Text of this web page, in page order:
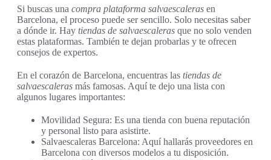
Si buscas una compra plataforma salvaescaleras en
Barcelona, el proceso puede ser sencillo. Solo necesitas saber
a dónde ir. Hay tiendas de salvaescaleras que no solo venden
estas plataformas. También te dejan probarlas y te ofrecen
consejos de expertos.
En el corazón de Barcelona, encuentras las tiendas de
salvaescaleras más famosas. Aquí te dejo una lista con
algunos lugares importantes:
Movilidad Segura: Es una tienda con buena reputación
y personal listo para asistirte.
Salvaescaleras Barcelona: Aquí hallarás proveedores en
Barcelona con diversos modelos a tu disposición.